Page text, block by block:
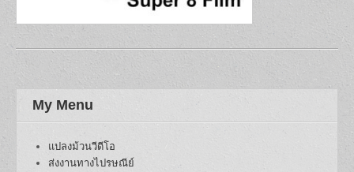
My Menu
แปลงม้วนวีดีโอ
ส่งงานทางไปรษณีย์